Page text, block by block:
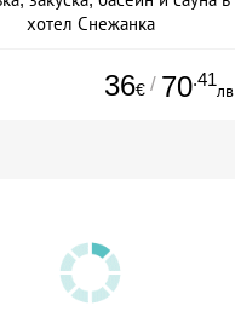
хотел Снежанка
36€ / 70.41
лв.